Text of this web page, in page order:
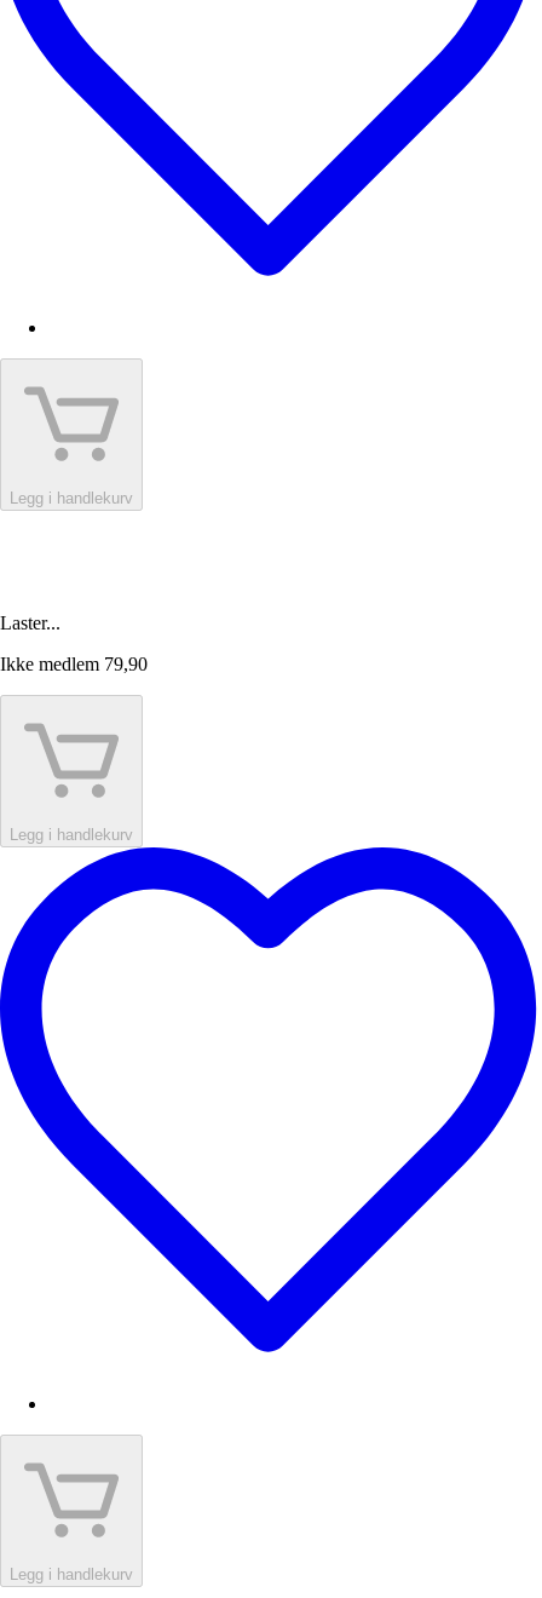
Legg i handlekurv
Laster...
Ikke medlem 79,90
Legg i handlekurv
Legg i handlekurv